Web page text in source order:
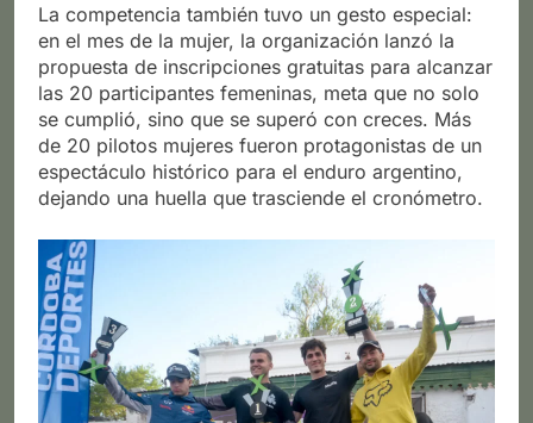
La competencia también tuvo un gesto especial:
en el mes de la mujer, la organización lanzó la
propuesta de inscripciones gratuitas para alcanzar
las 20 participantes femeninas, meta que no solo
se cumplió, sino que se superó con creces. Más
de 20 pilotos mujeres fueron protagonistas de un
espectáculo histórico para el enduro argentino,
dejando una huella que trasciende el cronómetro.